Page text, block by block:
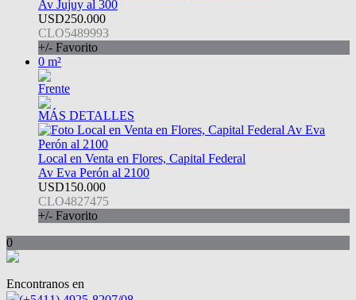
Av Jujuy al 300
USD250.000
CLO5489993
+/- Favorito
0 m²
Frente
MÁS DETALLES
Local en Venta en Flores, Capital Federal
Av Eva Perón al 2100
USD150.000
CLO4827475
+/- Favorito
0
Encontranos en